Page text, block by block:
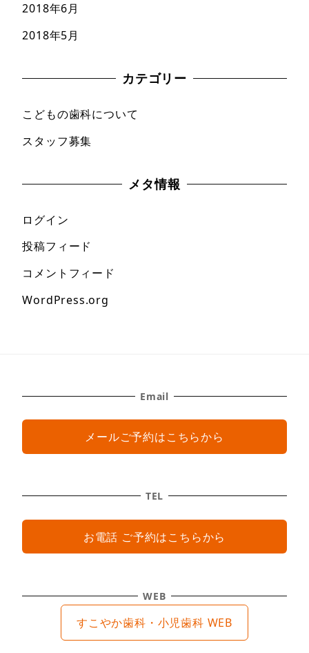
2018年6月
2018年5月
カテゴリー
こどもの歯科について
スタッフ募集
メタ情報
ログイン
投稿フィード
コメントフィード
WordPress.org
Email
メールご予約はこちらから
TEL
お電話 ご予約はこちらから
WEB
すこやか歯科・小児歯科 WEB